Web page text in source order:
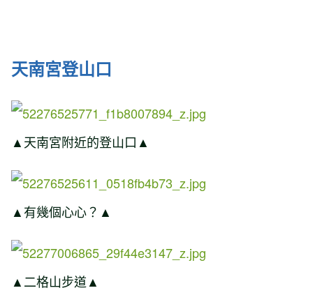
天南宮登山口
▲天南宮附近的登山口▲
▲有幾個心心？▲
▲二格山步道▲